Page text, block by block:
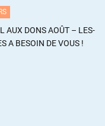
l’Europe. A par ça,
et à la guerre et
des parasites qui
peut se débarrasser
de son copain…
AUX DONS AOÛT – LES-
A BESOIN DE VOUS !